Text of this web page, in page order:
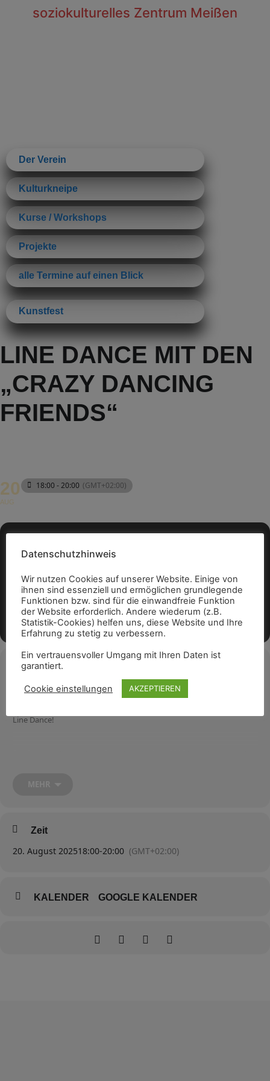
soziokulturelles Zentrum Meißen
Der Verein
Kulturkneipe
Kurse / Workshops
Projekte
alle Termine auf einen Blick
Kunstfest
LINE DANCE MIT DEN
„CRAZY DANCING
FRIENDS“
20
AUG
18:00 - 20:00 (GMT+02:00)
Veranstaltungsdetails
Line Dance!
direkt von amerikanischen
Zeit
20. August 202518:00-20:00 (GMT+02:00)
KALENDER GOOGLE KALENDER
Datenschutzhinweis
Wir nutzen Cookies auf unserer Website. Einige von
ihnen sind essenziell und ermöglichen grundlegende
Funktionen bzw. sind für die einwandfreie Funktion
der Website erforderlich. Andere wiederum (z.B.
Statistik-Cookies) helfen uns, diese Website und Ihre
Erfahrung zu stetig zu verbessern.
Ein vertrauensvoller Umgang mit Ihren Daten ist
garantiert.
Cookie einstellungen AKZEPTIEREN